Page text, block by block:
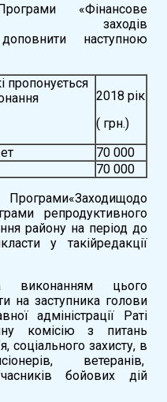
«Фінансове
заходів
наступною
пропонується
2018 рік
( грн.)
70 000
70 000
репродуктивного
району на період до
у такійредакції
виконанням цього
на заступника голови
адміністрації Раті
комісію з питань
соціального захисту, в
ветеранів,
бойових дій